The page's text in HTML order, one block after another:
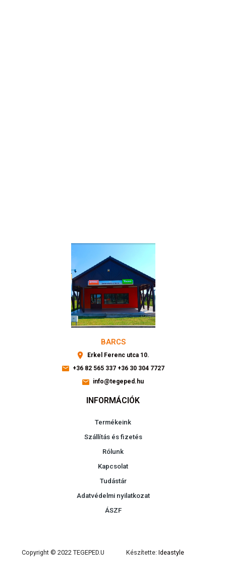
BARCS
Erkel Ferenc utca 10.
+36 82 565 337 +36 30 304 7727
info@tegeped.hu
INFORMÁCIÓK
Termékeink
Szállítás és fizetés
Rólunk
Kapcsolat
Tudástár
Adatvédelmi nyilatkozat
ÁSZF
Copyright © 2022 TEGEPED.U Készítette: Ideastyle